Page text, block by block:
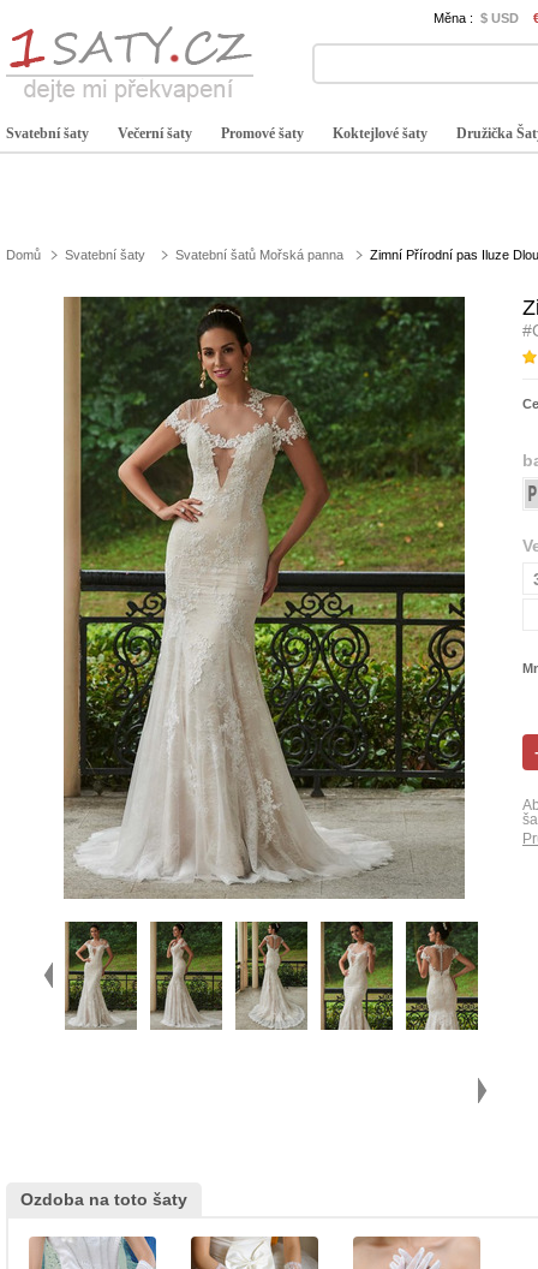
Měna : $ USD
Svatební šaty Večerní šaty Promové šaty Koktejlové šaty Družička
Domů Svatební šaty Svatební šatů Mořská panna Zimní Přírodní pas Iluze
Ozdoba na toto šaty